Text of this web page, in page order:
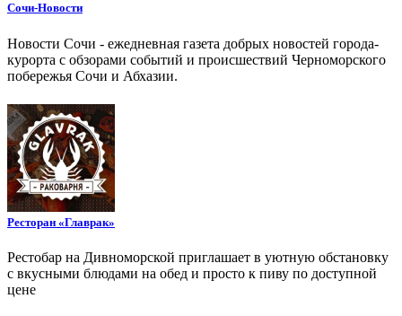
Сочи-Новости
Новости Сочи - ежедневная газета добрых новостей города-
курорта с обзорами событий и происшествий Черноморского
побережья Сочи и Абхазии.
Ресторан «Главрак»
Рестобар на Дивноморской приглашает в уютную обстановку
с вкусными блюдами на обед и просто к пиву по доступной
цене